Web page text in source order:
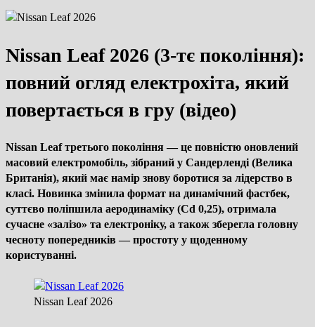
Nissan Leaf 2026 (3-тє покоління):
повний огляд електрохіта, який
повертається в гру (відео)
Nissan Leafтретього покоління — це повністю оновлений
масовий електромобіль, зібраний у Сандерленді (Велика
Британія), який має намір знову боротися за лідерство в
класі. Новинка змінила формат на динамічний фастбек,
суттєво поліпшила аеродинаміку (Cd 0,25), отримала
сучасне «залізо» та електроніку, а також зберегла головну
чесноту попередників — простоту у щоденному
користуванні.
Nissan Leaf 2026